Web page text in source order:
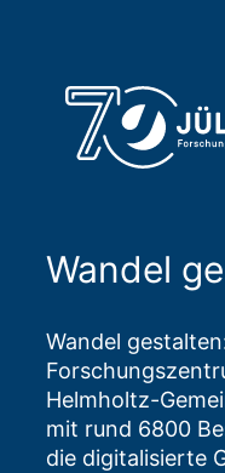
Wandel
Wandel
Helmholtz-
mit rund 6800
die digitalisierte